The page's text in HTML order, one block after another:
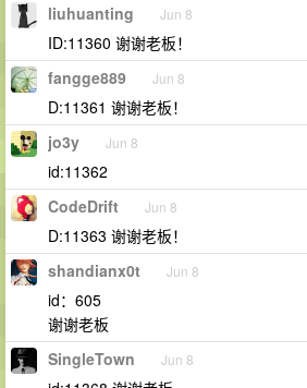
liuhuanting Jun 8
ID:11360 谢谢老板！
fangge889 Jun 8
D:11361 谢谢老板！
jo3y Jun 8
id:11362
CodeDrift Jun 8
D:11363 谢谢老板！
shandianx0t Jun 8
id：605
谢谢老板
SingleTown Jun 8